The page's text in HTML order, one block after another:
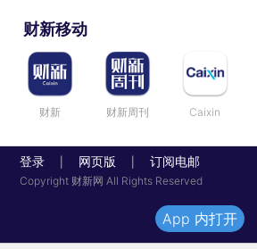
财新移动
财新 财新周刊 Caixin
登录 网页版 订阅电邮
Copyright 财新网 All Rights Reserved
App 内打开